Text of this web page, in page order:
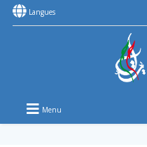
Langues
Menu